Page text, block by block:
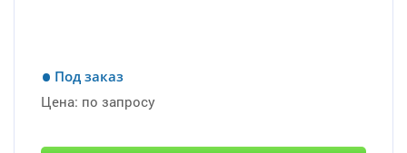
Под заказ
Цена: по запросу